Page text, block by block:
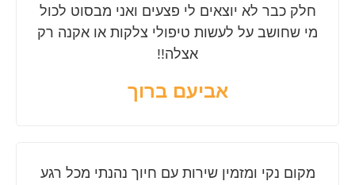
חלק כבר לא יוצאים לי פצעים ואני מבסוט לכול
מי שחושב על לעשות טיפולי צלקות או אקנה רק
אצלה!!
אביעם ברוך
מקום נקי ומזמין שירות עם חיוך נהנתי מכל רגע